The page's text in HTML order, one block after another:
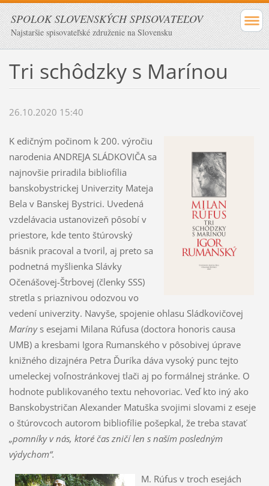
SPOLOK SLOVENSKÝCH SPISOVATEĽOV
Najstaršie spisovateľské združenie na Slovensku
Tri schôdzky s Marínou
26.10.2020 15:40
K edičným počinom k 200. výročiu
narodenia ANDREJA SLÁDKOVIČA sa
najnovšie priradila bibliofília
banskobystrickej Univerzity Mateja
Bela v Banskej Bystrici. Uvedená
vzdelávacia ustanovizeň pôsobí v
priestore, kde tento štúrovský
básnik pracoval a tvoril, aj preto sa
podnetná myšlienka Slávky
Očenášovej-Štrbovej (členky SSS)
stretla s priaznivou odozvou vo
vedení univerzity. Navyše, spojenie ohlasu Sládkovičovej
Maríny s esejami Milana Rúfusa (doctora honoris causa
UMB) a kresbami Igora Rumanského v pôsobivej úprave
knižného dizajnéra Petra Ďuríka dáva vysoký punc tejto
umeleckej voľnostránkovej tlači aj po formálnej stránke. O
hodnote publikovaného textu nehovoriac. Veď kto iný ako
Banskobystričan Alexander Matuška svojimi slovami z eseje
o štúrovcoch autorom bibliofílie pošepkal, že treba stavať
„pomníky v nás, ktoré čas zničí len s naším posledným
výdychom“.
M. Rúfus v troch esejách